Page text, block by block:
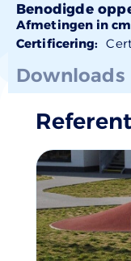
Benodigde
Afmetingen in
Certificering:
Downloads